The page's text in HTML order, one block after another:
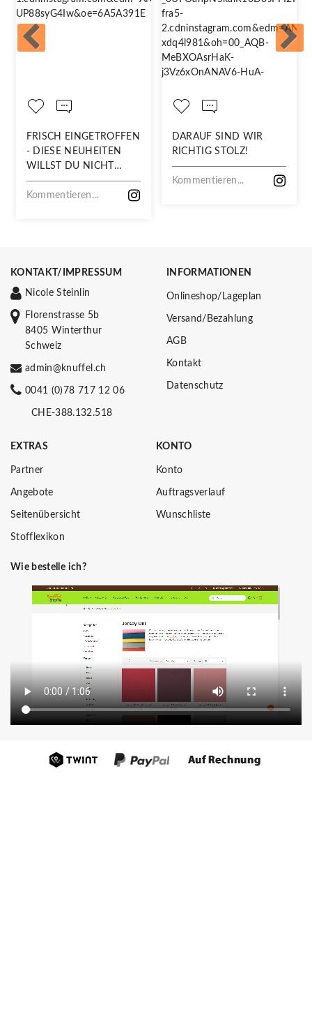
FRISCH EINGETROFFEN
- DIESE NEUHEITEN
WILLST DU NICHT
VERPASSEN!
Kommentieren...
DARAUF SIND WIR
RICHTIG STOLZ!
Kommentieren...
KONTAKT/IMPRESSUM
Nicole Steinlin
Florenstrasse 5b
8405 Winterthur
Schweiz
admin@knuffel.ch
0041 (0)78 717 12 06
CHE-388.132.518
INFORMATIONEN
Onlineshop/Lageplan
Versand/Bezahlung
AGB
Kontakt
Datenschutz
EXTRAS
Partner
Angebote
Seitenübersicht
Stofflexikon
KONTO
Konto
Auftragsverlauf
Wunschliste
Wie bestelle ich?